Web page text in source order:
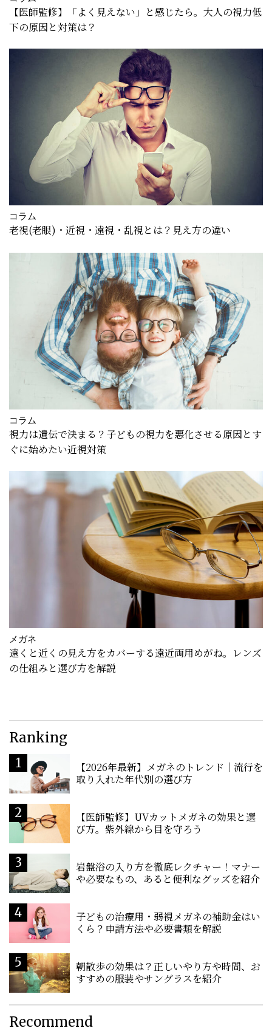
【医師監修】「よく見えない」と感じたら。大人の視力低
下の原因と対策は？
コラム
老視(老眼)・近視・遠視・乱視とは？見え方の違い
コラム
視力は遺伝で決まる？子どもの視力を悪化させる原因とす
ぐに始めたい近視対策
メガネ
遠くと近くの見え方をカバーする遠近両用めがね。レンズ
の仕組みと選び方を解説
Ranking
【2026年最新】メガネのトレンド｜流行を
取り入れた年代別の選び方
【医師監修】UVカットメガネの効果と選
び方。紫外線から目を守ろう
岩盤浴の入り方を徹底レクチャー！マナー
や必要なもの、あると便利なグッズを紹介
子どもの治療用・弱視メガネの補助金はい
くら？申請方法や必要書類を解説
朝散歩の効果は？正しいやり方や時間、お
すすめの服装やサングラスを紹介
Recommend